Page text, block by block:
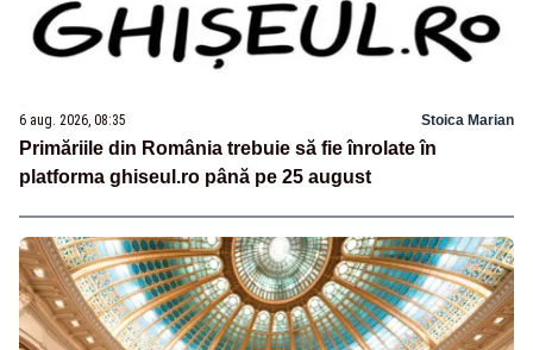
6 aug. 2026, 08:35 Stoica Marian
Primăriile din România trebuie să fie înrolate în
platforma ghiseul.ro până pe 25 august